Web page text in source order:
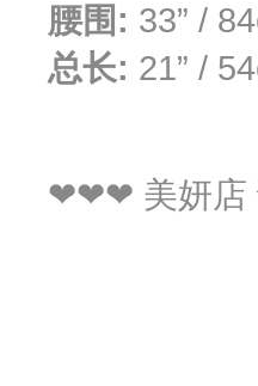
腰围: 33” /
总长: 21” /
❤❤❤ 美妍